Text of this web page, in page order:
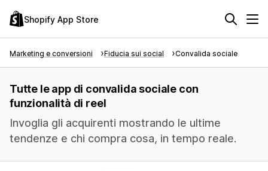
Shopify App Store
Marketing e conversioni Fiducia sui social Convalida sociale
Tutte le app di convalida sociale con
funzionalità di reel
Invoglia gli acquirenti mostrando le ultime
tendenze e chi compra cosa, in tempo reale.